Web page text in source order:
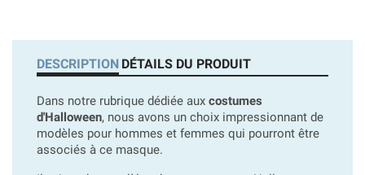
DESCRIPTION DÉTAILS DU PRODUIT
Dans notre rubrique dédiée aux costumes
d'Halloween, nous avons un choix impressionnant de
modèles pour hommes et femmes qui pourront être
associés à ce masque.